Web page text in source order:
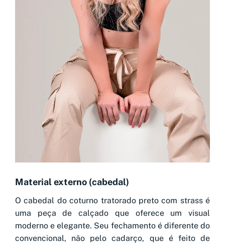
Material externo (cabedal)
O cabedal do coturno tratorado preto com strass é
uma peça de calçado que oferece um visual
moderno e elegante. Seu fechamento é diferente do
convencional, não pelo cadarço, que é feito de